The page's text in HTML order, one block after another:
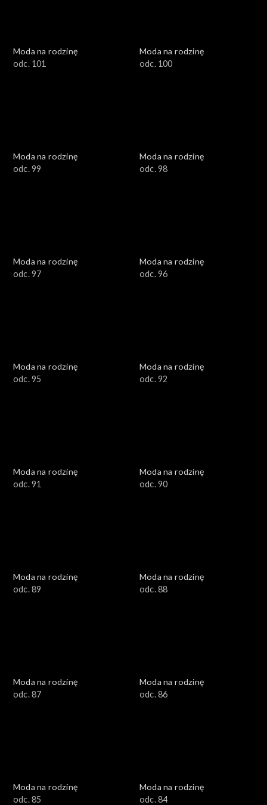
Moda na rodzinę
odc. 101
Moda na rodzinę
odc. 100
Moda na rodzinę
odc. 99
Moda na rodzinę
odc. 98
Moda na rodzinę
odc. 97
Moda na rodzinę
odc. 96
Moda na rodzinę
odc. 95
Moda na rodzinę
odc. 92
Moda na rodzinę
odc. 91
Moda na rodzinę
odc. 90
Moda na rodzinę
odc. 89
Moda na rodzinę
odc. 88
Moda na rodzinę
odc. 87
Moda na rodzinę
odc. 86
Moda na rodzinę
odc. 85
Moda na rodzinę
odc. 84